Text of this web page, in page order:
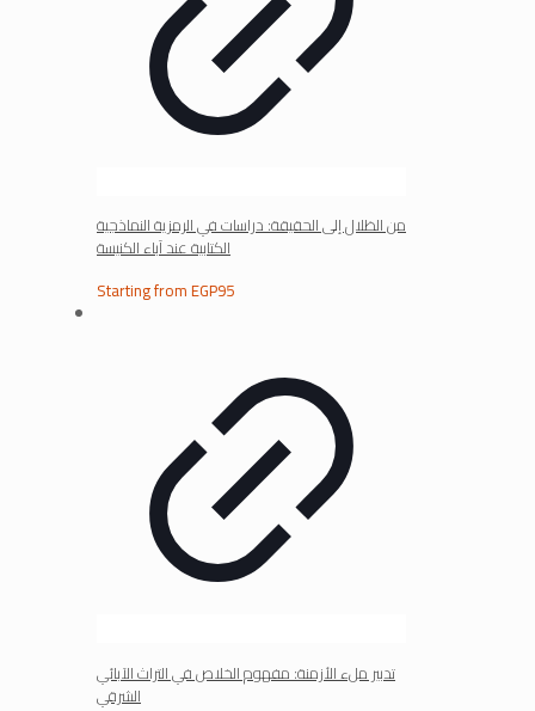
من الظلال إلى الحقيقة: دراسات في الرمزية النماذجية
الكتابية عند آباء الكنيسة
Starting fromEGP95
تدبير ملء الأزمنة: مفهوم الخلاص في التراث الآبائي
الشرقي